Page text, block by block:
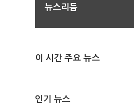
뉴스리듬
이 시간 주요 뉴스
인기 뉴스